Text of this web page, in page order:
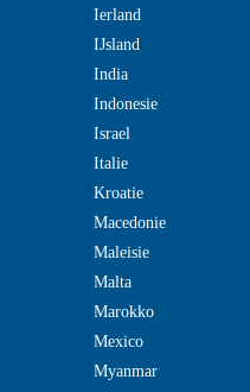
Ierland
IJsland
India
Indonesie
Israel
Italie
Kroatie
Macedonie
Maleisie
Malta
Marokko
Mexico
Myanmar